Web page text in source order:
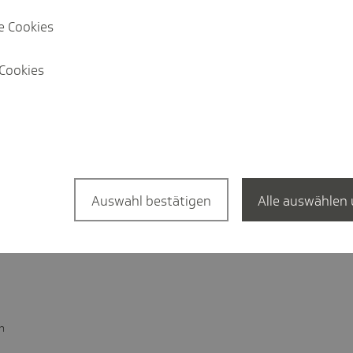
Cookies
Auswahl bestätigen Alle auswählen